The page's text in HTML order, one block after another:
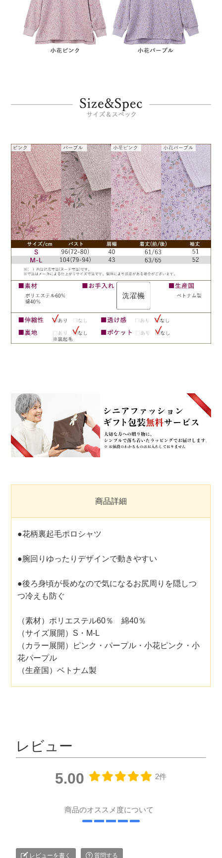
商品詳細
●花柄裏起毛ポロシャツ
●腕回りゆったりデザインで動きやすい
●後ろ身頃が長めなので気になるお尻周りを隠しつ
つ冷えも防ぐ
（素材）ポリエステル60％ 綿40％
（サイズ展開）S・M-L
（カラー展開）ピンク・パープル・小花ピンク・小
花パープル
（生産国）ベトナム製
レビュー
5.00 2件
商品のオススメ度について
レビューを書く 質問する